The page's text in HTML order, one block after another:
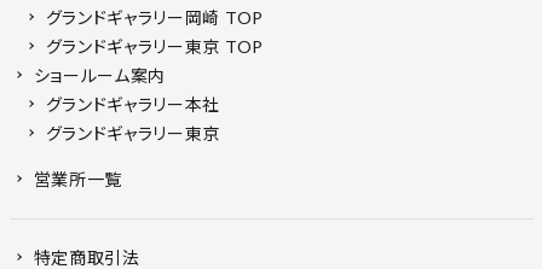
グランドギャラリー岡崎 TOP
グランドギャラリー東京 TOP
ショールーム案内
グランドギャラリー本社
グランドギャラリー東京
営業所一覧
特定商取引法